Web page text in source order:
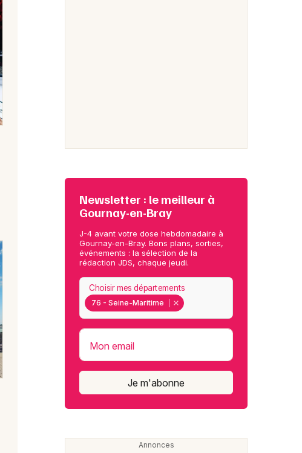
Newsletter : le meilleur à
Gournay-en-Bray
J-4 avant votre dose hebdomadaire à
Gournay-en-Bray. Bons plans, sorties,
événements : la sélection de la
rédaction JDS, chaque jeudi.
76 - Seine-Maritime
Choisir mes départements
Mon email
Je m'abonne